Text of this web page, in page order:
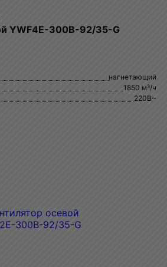
YWF4E-300B-92/35-G
нагнетающий
1850 м³/ч
220В~